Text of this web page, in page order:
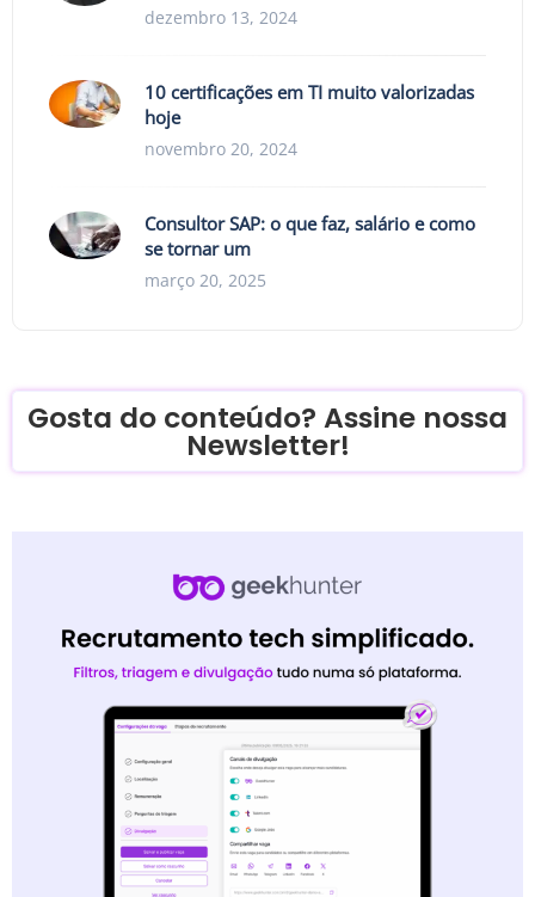
dezembro 13, 2024
10 certificações em TI muito valorizadas
hoje
novembro 20, 2024
Consultor SAP: o que faz, salário e como
se tornar um
março 20, 2025
Gosta do conteúdo? Assine nossa
Newsletter!